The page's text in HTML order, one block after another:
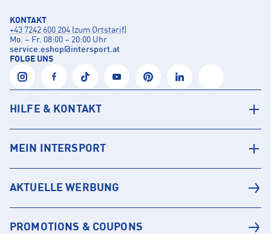
KONTAKT
+43 7242 600 204 (zum Ortstarif)
Mo. – Fr. 08:00 – 20:00 Uhr
service.eshop@intersport.at
FOLGE UNS
HILFE & KONTAKT
MEIN INTERSPORT
AKTUELLE WERBUNG
PROMOTIONS & COUPONS